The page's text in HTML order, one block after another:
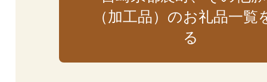
（加工品）のお礼品一覧
る